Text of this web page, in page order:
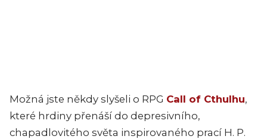
Možná jste někdy slyšeli o RPG Call of Cthulhu,
které hrdiny přenáší do depresivního,
chapadlovitého světa inspirovaného prací H. P.